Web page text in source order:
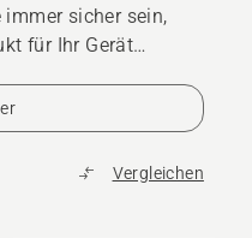
sicher sein,
für Ihr Gerät
Vergleichen